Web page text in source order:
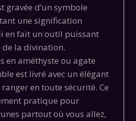
gravée d’un symbole
une signification
en fait un outil puissant
la divination.
en améthyste ou agate
est livré avec un élégant
en toute sécurité. Ce
pratique pour
partout où vous allez,